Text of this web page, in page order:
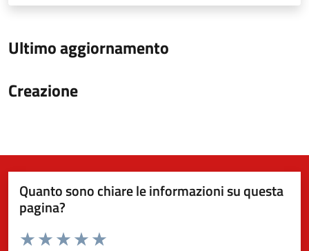
Ultimo aggiornamento
Creazione
Quanto sono chiare le informazioni su questa
pagina?
Valuta da 1 a 5 stelle la pagina